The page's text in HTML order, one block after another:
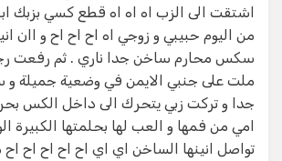
اشتقت الى الزب اه اه اه قطع كسي بزبك
من اليوم حبيبي و زوجي اه اح اح اح و اان
سكس محارم ساخن جدا ناري . ثم رفعت
ملت على جنبي الايمن في وضعية جميلة و
جدا و تركت زبي يتحرك الى داخل الكس
امي من فمها و العب لها بحلمتها الكبيرة
تواصل انينها الساخن اي اي اح اح اح اح